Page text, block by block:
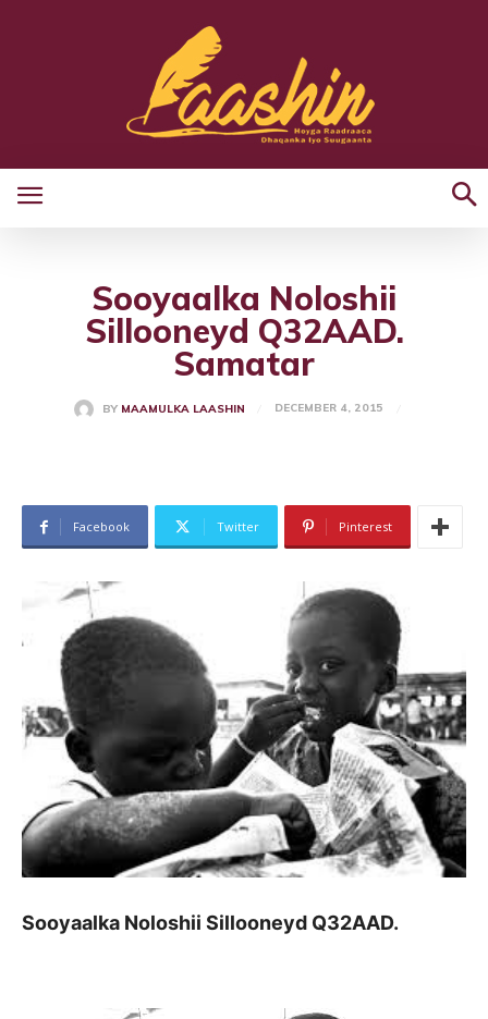
Sooyaalka Noloshii
Sillooneyd Q32AAD.
Samatar
BY MAAMULKA LAASHIN DECEMBER 4, 2015
Facebook Twitter Pinterest
Sooyaalka Noloshii Sillooneyd Q32AAD.